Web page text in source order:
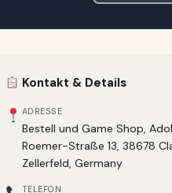
Kontakt & Details
ADRESSE
Bestell und Game Shop,
Roemer-Straße 13, 38678
Zellerfeld, Germany
TELEFON